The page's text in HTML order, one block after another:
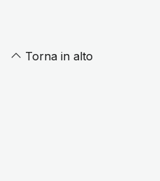
Torna in alto